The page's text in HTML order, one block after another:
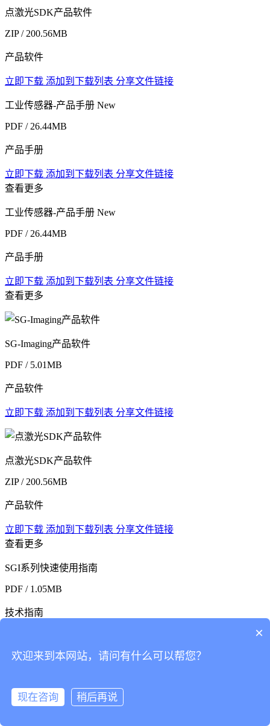
点激光SDK产品软件
ZIP / 200.56MB
产品软件
立即下载 添加到下载列表 分享文件链接
工业传感器-产品手册 New
PDF / 26.44MB
产品手册
立即下载 添加到下载列表 分享文件链接
查看更多
工业传感器-产品手册 New
PDF / 26.44MB
产品手册
立即下载 添加到下载列表 分享文件链接
查看更多
SG-Imaging产品软件
PDF / 5.01MB
产品软件
立即下载 添加到下载列表 分享文件链接
点激光SDK产品软件
ZIP / 200.56MB
产品软件
立即下载 添加到下载列表 分享文件链接
查看更多
SGI系列快速使用指南
PDF / 1.05MB
技术指南
SG系列快速使用指南
技术指南
×
欢迎来到本网站，请问有什么可以帮您？
现在咨询 稍后再说